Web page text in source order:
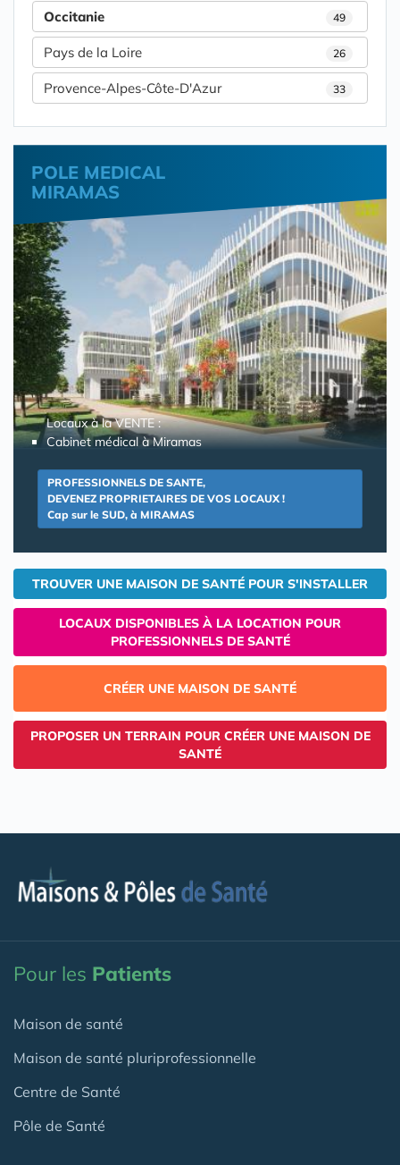
Occitanie 49
Pays de la Loire 26
Provence-Alpes-Côte-D'Azur 33
POLE MEDICAL
MIRAMAS
Locaux à la VENTE :
Cabinet médical à Miramas
PROFESSIONNELS DE SANTE,
DEVENEZ PROPRIETAIRES DE VOS LOCAUX !
Cap sur le SUD, à MIRAMAS
TROUVER UNE MAISON DE SANTÉ POUR S'INSTALLER
LOCAUX DISPONIBLES À LA LOCATION POUR
PROFESSIONNELS DE SANTÉ
CRÉER UNE MAISON DE SANTÉ
PROPOSER UN TERRAIN POUR CRÉER UNE MAISON DE
SANTÉ
Pour les Patients
Maison de santé
Maison de santé pluriprofessionnelle
Centre de Santé
Pôle de Santé